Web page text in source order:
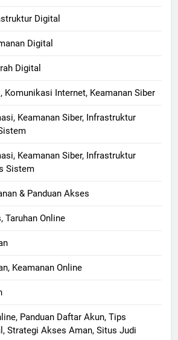
Digital
Digital
Digital
Komunikasi Internet, Keamanan Siber
Keamanan Siber, Infrastruktur
Keamanan Siber, Infrastruktur
Sistem
& Panduan Akses
Taruhan Online
Keamanan Online
Panduan Daftar Akun, Tips
Strategi Akses Aman, Situs Judi